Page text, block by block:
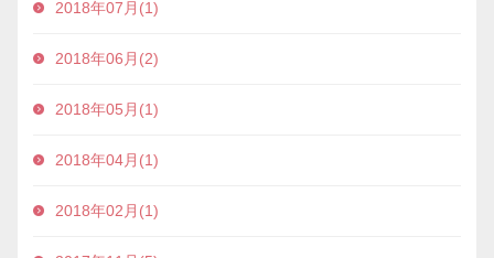
2018年07月(1)
2018年06月(2)
2018年05月(1)
2018年04月(1)
2018年02月(1)